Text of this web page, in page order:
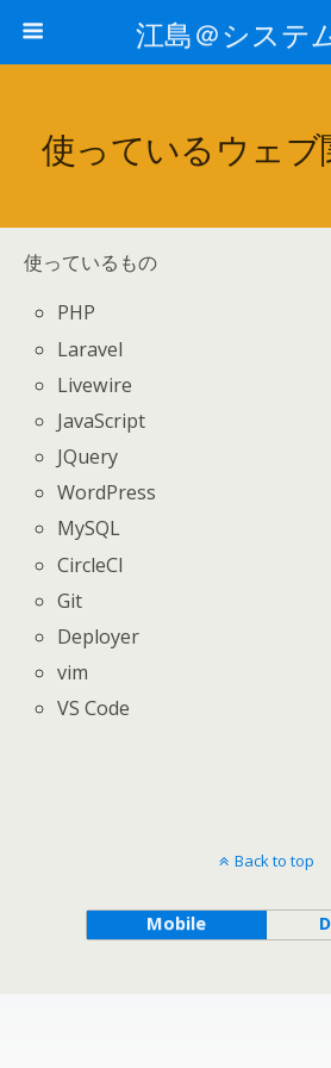
江島＠システ
使っているウェ
使っているもの
PHP
Laravel
Livewire
JavaScript
JQuery
WordPress
MySQL
CircleCI
Git
Deployer
vim
VS Code
Back to top
Mobile